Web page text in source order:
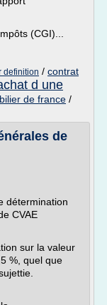
(CGI)...
definition / contrat
d une
de france /
de
détermination
CVAE
sur la valeur
%, quel que